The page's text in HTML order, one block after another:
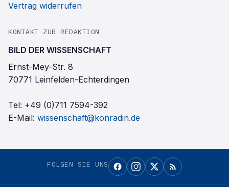
Vertrag widerrufen
KONTAKT ZUR REDAKTION
BILD DER WISSENSCHAFT
Ernst-Mey-Str. 8
70771 Leinfelden-Echterdingen
Tel: +49 (0)711 7594-392
E-Mail: wissenschaft@konradin.de
FOLGEN SIE UNS